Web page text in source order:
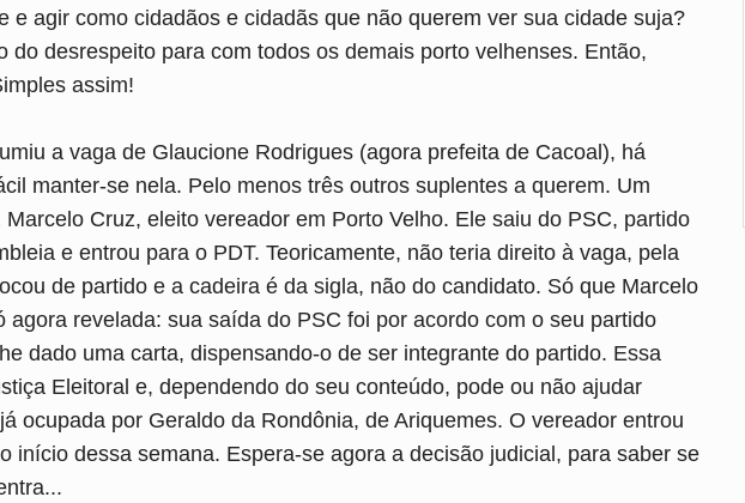
e agir como cidadãos e cidadãs que não querem ver sua cidade suja?
do desrespeito para com todos os demais porto velhenses. Então,
assim!
a vaga de Glaucione Rodrigues (agora prefeita de Cacoal), há
manter-se nela. Pelo menos três outros suplentes a querem. Um
Cruz, eleito vereador em Porto Velho. Ele saiu do PSC, partido
e entrou para o PDT. Teoricamente, não teria direito à vaga, pela
de partido e a cadeira é da sigla, não do candidato. Só que Marcelo
agora revelada: sua saída do PSC foi por acordo com o seu partido
dado uma carta, dispensando-o de ser integrante do partido. Essa
Eleitoral e, dependendo do seu conteúdo, pode ou não ajudar
ocupada por Geraldo da Rondônia, de Ariquemes. O vereador entrou
início dessa semana. Espera-se agora a decisão judicial, para saber se